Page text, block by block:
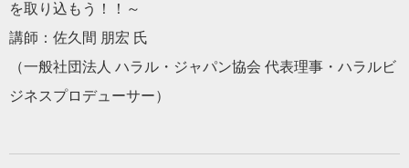
を取り込もう！！～
講師：佐久間 朋宏 氏
（一般社団法人 ハラル・ジャパン協会 代表理事・ハラルビ
ジネスプロデューサー）